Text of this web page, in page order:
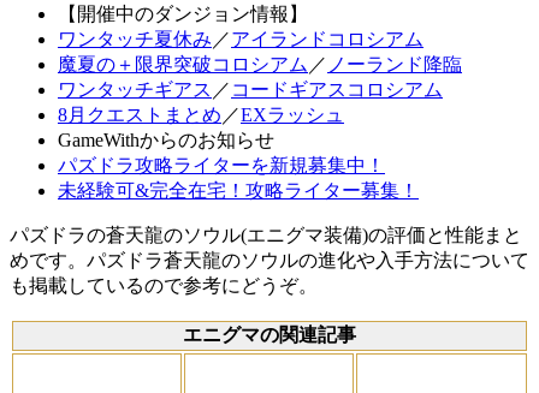
【開催中のダンジョン情報】
ワンタッチ夏休み ／アイランドコロシアム
魔夏の＋限界突破コロシアム ／ ノーランド降臨
ワンタッチギアス ／ コードギアスコロシアム
8月クエストまとめ ／EXラッシュ
GameWithからのお知らせ
パズドラ攻略ライターを新規募集中！
未経験可&完全在宅！攻略ライター募集！
パズドラの蒼天龍のソウル(エニグマ装備)の評価と性能まと
めです。パズドラ蒼天龍のソウルの進化や入手方法について
も掲載しているので参考にどうぞ。
エニグマの関連記事